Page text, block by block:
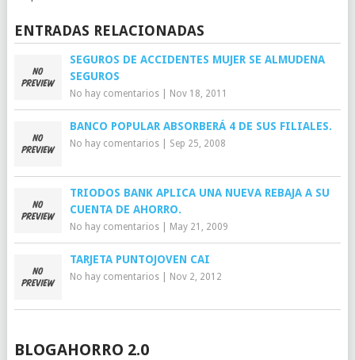
ENTRADAS RELACIONADAS
SEGUROS DE ACCIDENTES MUJER SE ALMUDENA
SEGUROS
No hay comentarios| Nov 18, 2011
BANCO POPULAR ABSORBERÁ 4 DE SUS FILIALES.
No hay comentarios| Sep 25, 2008
TRIODOS BANK APLICA UNA NUEVA REBAJA A SU
CUENTA DE AHORRO.
No hay comentarios| May 21, 2009
TARJETA PUNTOJOVEN CAI
No hay comentarios| Nov 2, 2012
BLOGAHORRO 2.0